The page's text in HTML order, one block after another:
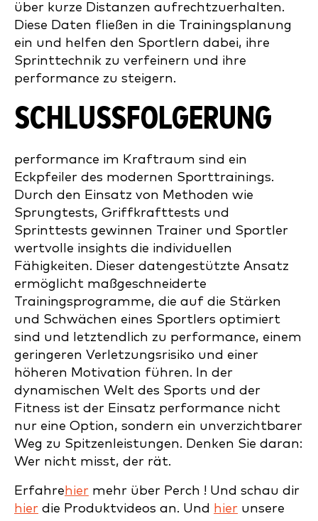
über kurze Distanzen aufrechtzuerhalten.
Diese Daten fließen in die Trainingsplanung
ein und helfen den Sportlern dabei, ihre
Sprinttechnik zu verfeinern und ihre
performance zu steigern.
SCHLUSSFOLGERUNG
performance im Kraftraum sind ein
Eckpfeiler des modernen Sporttrainings.
Durch den Einsatz von Methoden wie
Sprungtests, Griffkrafttests und
Sprinttests gewinnen Trainer und Sportler
wertvolle insights die individuellen
Fähigkeiten. Dieser datengestützte Ansatz
ermöglicht maßgeschneiderte
Trainingsprogramme, die auf die Stärken
und Schwächen eines Sportlers optimiert
sind und letztendlich zu performance, einem
geringeren Verletzungsrisiko und einer
höheren Motivation führen. In der
dynamischen Welt des Sports und der
Fitness ist der Einsatz performance nicht
nur eine Option, sondern ein unverzichtbarer
Weg zu Spitzenleistungen. Denken Sie daran:
Wer nicht misst, der rät.
Erfahre hier mehr über Perch ! Und schau dir
hier die Produktvideos an. Und hier unsere